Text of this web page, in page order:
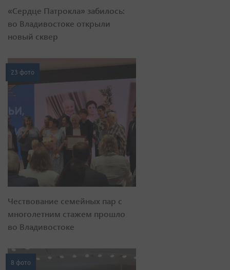
«Сердце Патрокла» забилось:
во Владивостоке открыли
новый сквер
23 фото
Чествование семейных пар с
многолетним стажем прошло
во Владивостоке
8 фото